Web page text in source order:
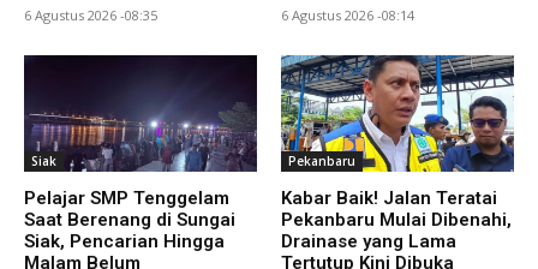
6 Agustus 2026 -08:35 6 Agustus 2026 -08:14
Siak
Pelajar SMP Tenggelam
Saat Berenang di Sungai
Siak, Pencarian Hingga
Malam Belum
Pekanbaru
Kabar Baik! Jalan Teratai
Pekanbaru Mulai Dibenahi,
Drainase yang Lama
Tertutup Kini Dibuka